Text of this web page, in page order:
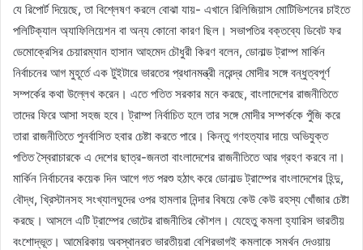
যে রিপোর্ট দিয়েছে, তা বিশ্লেষণ করলে বোঝা যায়- এখানে রিলিজিয়াস মোটিভিশনের চাইতে
পলিটিক্যাল অ্যাফিলিয়েশন বা অন্য কোনো কারণ ছিল। সভাপতির বক্তব্যে ডিবেট ফর
ডেমোক্রেসির চেয়ারম্যান হাসান আহমেদ চৌধুরী কিরণ বলেন, ডোনাল্ড ট্রাম্প মার্কিন
নির্বাচনের আগ মুহূর্তে এক টুইটারে ভারতের প্রধানমন্ত্রী নরেন্দ্র মোদীর সঙ্গে বন্ধুত্বপূর্ণ
সম্পর্কের কথা উল্লেখ করেন। এতে পতিত সরকার মনে করছে, বাংলাদেশের রাজনীতিতে
তাদের ফিরে আসা সহজ হবে। ট্রাম্প নির্বাচিত হলে তার সঙ্গে মোদীর সম্পর্ককে পুঁজি করে
তারা রাজনীতিতে পুনর্বাসিত হবার চেষ্টা করতে পারে। কিন্তু গণহত্যার দায়ে অভিযুক্ত
পতিত স্বৈরাচারকে এ দেশের ছাত্র-জনতা বাংলাদেশের রাজনীতিতে আর গ্রহণ করবে না।
মার্কিন নির্বাচনের কয়েক দিন আগে গত পরশু হঠাৎ করে ডোনাল্ড ট্রাম্পের বাংলাদেশের হিন্দু,
বৌদ্ধ, খ্রিস্টানসহ সংখ্যালঘুদের ওপর হামলার নিন্দার বিষয়ে কেউ কেউ রহস্য খোঁজার চেষ্টা
করছে। আসলে এটি ট্রাম্পের ভোটের রাজনীতির কৌশল। যেহেতু কমলা হ্যারিস ভারতীয়
বংশোদ্ভূত। আমেরিকায় অবস্থানরত ভারতীয়রা বেশিরভাগই কমলাকে সমর্থন দেওয়ায়